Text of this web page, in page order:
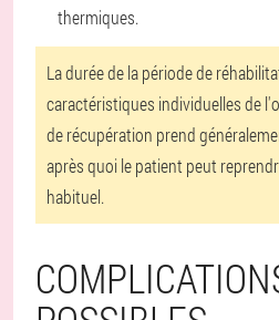
thermiques.
La durée de la période de
caractéristiques individuelles de
de récupération prend
après quoi le patient peut
habituel.